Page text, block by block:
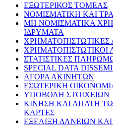
ΕΞΩΤΕΡΙΚΟΣ ΤΟΜΕΑΣ
ΝΟΜΙΣΜΑΤΙΚΗ ΚΑΙ
ΜΗ ΝΟΜΙΣΜΑΤΙΚΑ
ΙΔΡΥΜΑΤΑ
ΧΡΗΜΑΤΟΠΙΣΤΩΤΙΚΕΣ
ΧΡΗΜΑΤΟΠΙΣΤΩΤΙΚΟΙ
ΣΤΑΤΙΣΤΙΚΕΣ
SPECIAL DATA
ΑΓΟΡΑ ΑΚΙΝΗΤΩΝ
ΕΣΩΤΕΡΙΚΗ
ΥΠΟΒΟΛΗ ΣΤΟΙΧΕΙΩΝ
ΚΙΝΗΣΗ ΚΑΙ ΑΠΑΤΗ
ΚΑΡΤΕΣ
ΕΞΕΛΙΞΗ ΔΑΝΕΙΩΝ